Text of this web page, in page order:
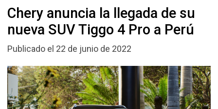
Chery anuncia la llegada de su
nueva SUV Tiggo 4 Pro a Perú
Publicado el 22 de junio de 2022